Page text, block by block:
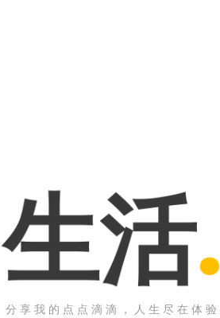
活.
旅
分享我的点点滴滴，人生尽在体验